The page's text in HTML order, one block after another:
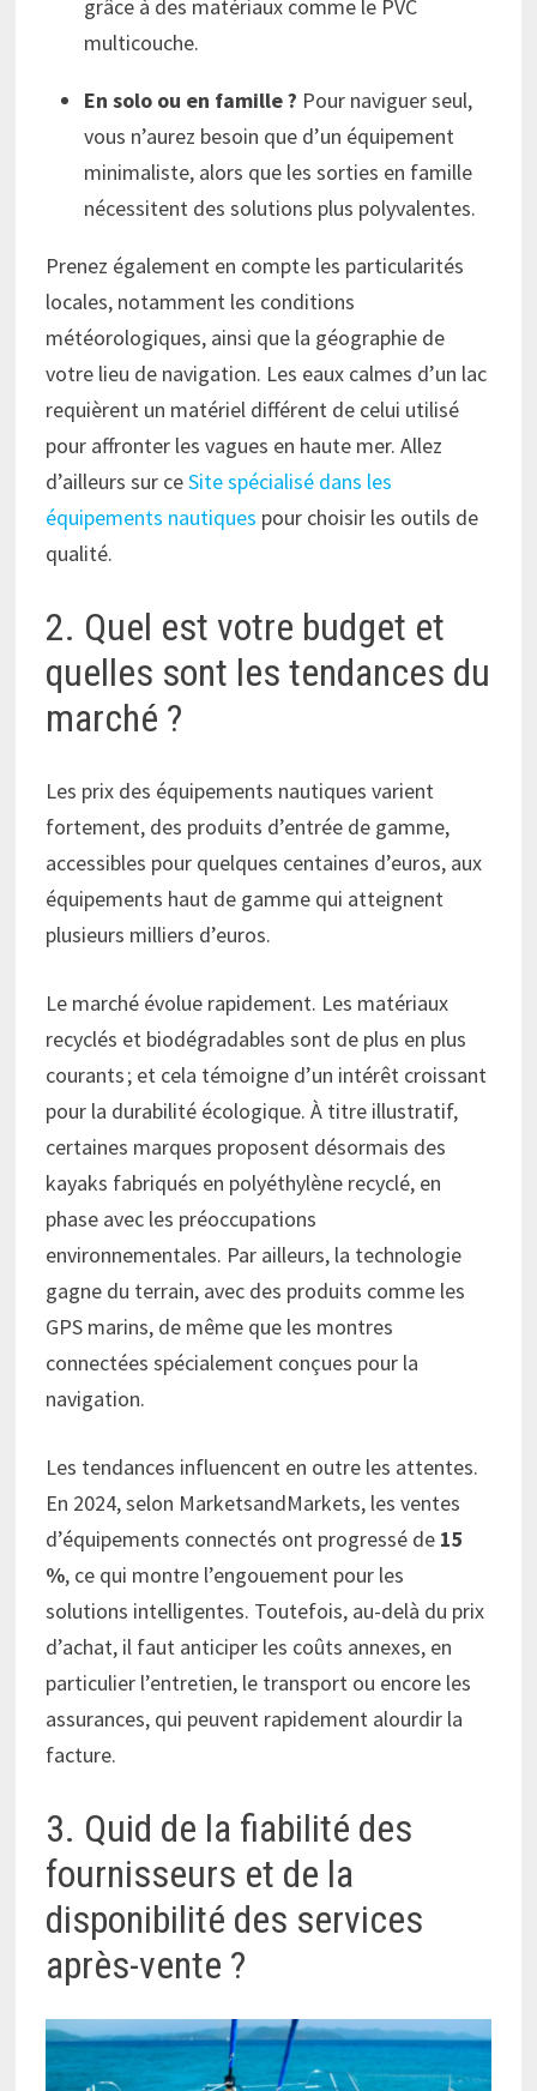
grâce à des matériaux comme le PVC
multicouche.
En solo ou en famille ? Pour naviguer seul,
vous n’aurez besoin que d’un équipement
minimaliste, alors que les sorties en famille
nécessitent des solutions plus polyvalentes.
Prenez également en compte les particularités
locales, notamment les conditions
météorologiques, ainsi que la géographie de
votre lieu de navigation. Les eaux calmes d’un lac
requièrent un matériel différent de celui utilisé
pour affronter les vagues en haute mer. Allez
d’ailleurs sur ceSite spécialisé dans les
équipements nautiques pour choisir les outils de
qualité.
2. Quel est votre budget et
quelles sont les tendances du
marché ?
Les prix des équipements nautiques varient
fortement, des produits d’entrée de gamme,
accessibles pour quelques centaines d’euros, aux
équipements haut de gamme qui atteignent
plusieurs milliers d’euros.
Le marché évolue rapidement. Les matériaux
recyclés et biodégradables sont de plus en plus
courants ; et cela témoigne d’un intérêt croissant
pour la durabilité écologique. À titre illustratif,
certaines marques proposent désormais des
kayaks fabriqués en polyéthylène recyclé, en
phase avec les préoccupations
environnementales. Par ailleurs, la technologie
gagne du terrain, avec des produits comme les
GPS marins, de même que les montres
connectées spécialement conçues pour la
navigation.
Les tendances influencent en outre les attentes.
En 2024, selon MarketsandMarkets, les ventes
d’équipements connectés ont progressé de 15
%, ce qui montre l’engouement pour les
solutions intelligentes. Toutefois, au-delà du prix
d’achat, il faut anticiper les coûts annexes, en
particulier l’entretien, le transport ou encore les
assurances, qui peuvent rapidement alourdir la
facture.
3. Quid de la fiabilité des
fournisseurs et de la
disponibilité des services
après-vente ?